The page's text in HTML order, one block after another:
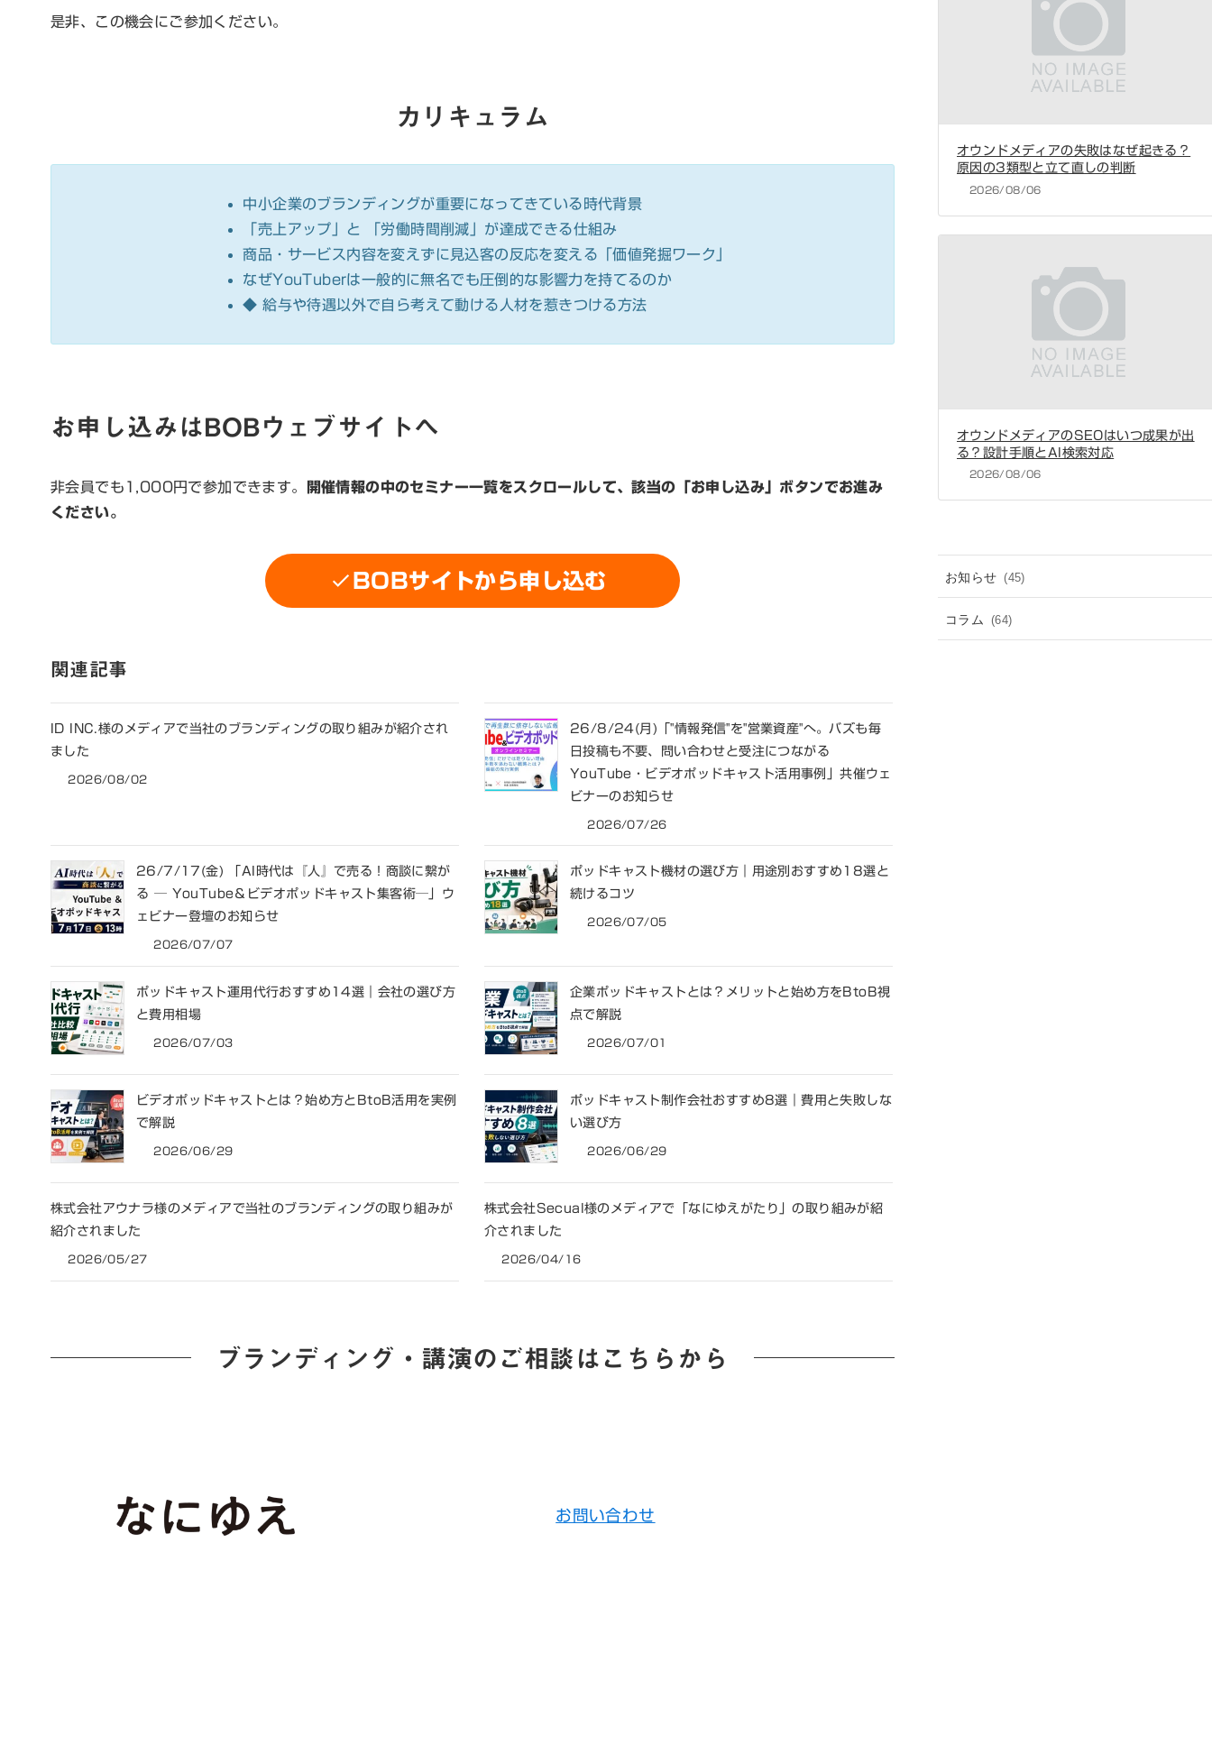
是非、この機会にご参加ください。
カリキュラム
中小企業のブランディングが重要になってきている時代背景
「売上アップ」と 「労働時間削減」が達成できる仕組み
商品・サービス内容を変えずに見込客の反応を変える「価値発掘ワーク」
なぜYouTuberは一般的に無名でも圧倒的な影響力を持てるのか
◆ 給与や待遇以外で自ら考えて動ける人材を惹きつける方法
お申し込みはBOBウェブサイトへ
非会員でも1,000円で参加できます。
開催情報の中のセミナー一覧をスクロールして、該当の「お申し込み」ボタンでお進み
ください。
BOBサイトから申し込む
関連記事
ID INC.様のメディアで当社のブランディングの取り組みが紹介され
ました
2026/08/02
26/8/24(月)「"情報発信"を"営業資産"へ。バズも毎
日投稿も不要、問い合わせと受注につながる
YouTube・ビデオポッドキャスト活用事例」共催ウェ
ビナーのお知らせ
2026/07/26
26/7/17(金) 「AI時代は『人』で売る！商談に繋が
る ─ YouTube＆ビデオポッドキャスト集客術─」ウ
ェビナー登壇のお知らせ
2026/07/07
ポッドキャスト機材の選び方｜用途別おすすめ18選と
続けるコツ
2026/07/05
ポッドキャスト運用代行おすすめ14選｜会社の選び方
と費用相場
2026/07/03
企業ポッドキャストとは？メリットと始め方をBtoB視
点で解説
2026/07/01
ビデオポッドキャストとは？始め方とBtoB活用を実例
で解説
2026/06/29
ポッドキャスト制作会社おすすめ8選｜費用と失敗しな
い選び方
2026/06/29
株式会社アウナラ様のメディアで当社のブランディングの取り組みが
紹介されました
2026/05/27
株式会社Secual様のメディアで「なにゆえがたり」の取り組みが紹
介されました
2026/04/16
ブランディング・講演のご相談はこちらから
お問い合わせ
オウンドメディアの失敗はなぜ起きる？
原因の3類型と立て直しの判断
2026/08/06
オウンドメディアのSEOはいつ成果が出
る？設計手順とAI検索対応
2026/08/06
お知らせ (45)
コラム (64)